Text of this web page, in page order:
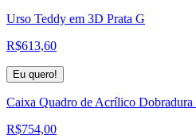
Urso Teddy em 3D Prata G
R$613,60
Eu quero!
Caixa Quadro de Acrílico
R$754,00